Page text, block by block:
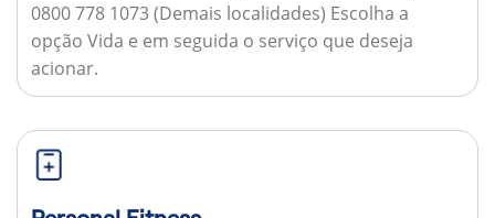
0800 778 1073 (Demais localidades) Escolha a
opção Vida e em seguida o serviço que deseja
acionar.